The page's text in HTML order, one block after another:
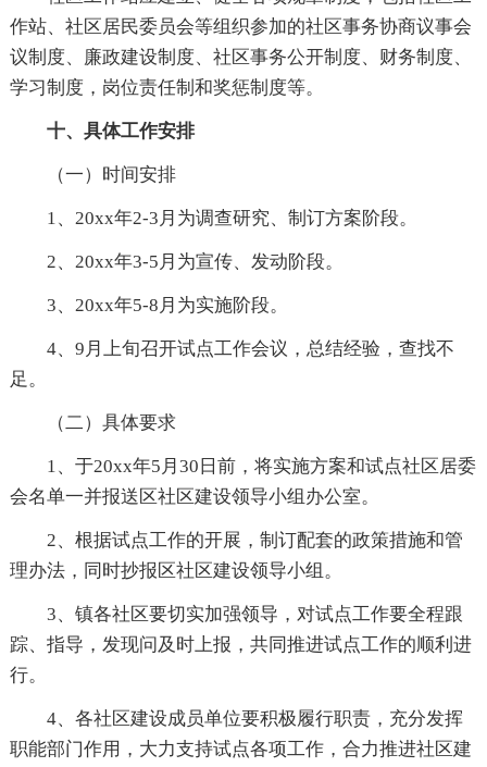
作站、社区居民委员会等组织参加的社区事务协商议事会
议制度、廉政建设制度、社区事务公开制度、财务制度、
学习制度，岗位责任制和奖惩制度等。
十、具体工作安排
（一）时间安排
1、20xx年2-3月为调查研究、制订方案阶段。
2、20xx年3-5月为宣传、发动阶段。
3、20xx年5-8月为实施阶段。
4、9月上旬召开试点工作会议，总结经验，查找不
足。
（二）具体要求
1、于20xx年5月30日前，将实施方案和试点社区居委
会名单一并报送区社区建设领导小组办公室。
2、根据试点工作的开展，制订配套的政策措施和管
理办法，同时抄报区社区建设领导小组。
3、镇各社区要切实加强领导，对试点工作要全程跟
踪、指导，发现问及时上报，共同推进试点工作的顺利进
行。
4、各社区建设成员单位要积极履行职责，充分发挥
职能部门作用，大力支持试点各项工作，合力推进社区建